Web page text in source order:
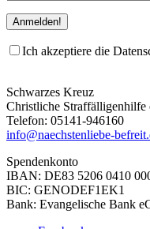
Ich akzeptiere die
Schwarzes Kreuz
Christliche Straffälligenhilfe
Telefon: 05141-946160
info@naechstenliebe-
Spendenkonto
IBAN: DE83 5206 0410
BIC: GENODEF1EK1
Bank: Evangelische Bank